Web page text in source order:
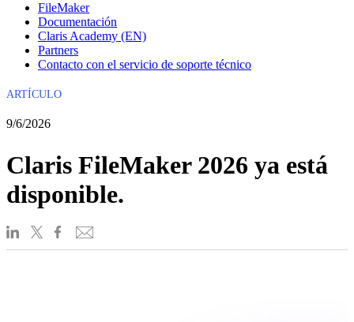
FileMaker
Documentación
Claris Academy (EN)
Partners
Contacto con el servicio de soporte técnico
ARTÍCULO
9/6/2026
Claris FileMaker 2026 ya está
disponible.